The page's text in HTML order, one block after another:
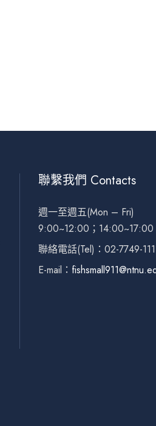
聯繫我們 Contacts
週一至週五(Mon – Fri)
9:00~12:00；14:00~17:00
聯絡電話(Tel)：02-7749-
E-mail：